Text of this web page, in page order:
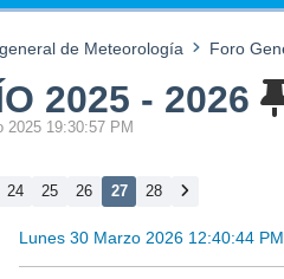
de Meteorología Foro
2025 - 2026
2025 19:30:57 PM
24 25 26 27 28
Lunes 30 Marzo 2026 12:40:44 PM